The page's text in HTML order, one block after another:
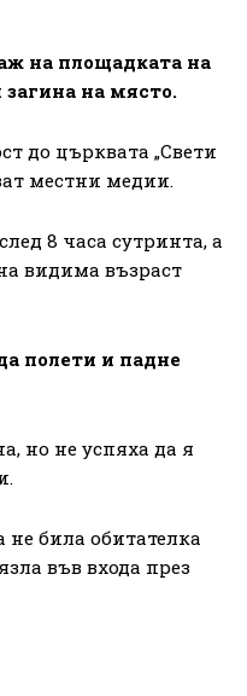
на площадката на
на място.
до църквата „Свети
местни медии.
8 часа сутринта, а
видима възраст
полети и падне
но не успяха да я
била обитателка
във входа през